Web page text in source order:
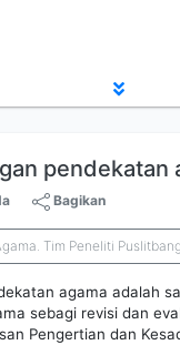
pendekatan
Bagikan
Tim Peneliti
agama adalah
sebagi revisi dan
Pengertian dan